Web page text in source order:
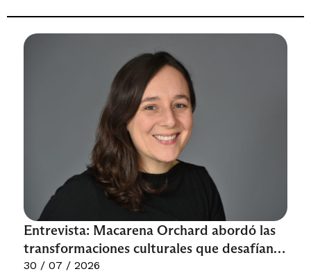
Entrevista: Macarena Orchard abordó las
transformaciones culturales que desafían
los proyectos de sociedad
30 / 07 / 2026